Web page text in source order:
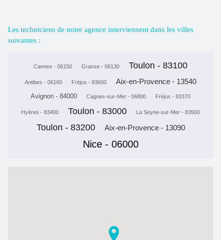
Les techniciens de notre agence interviennent dans les villes
suivantes :
Cannes - 06150 Grasse - 06130 Toulon - 83100
Antibes - 06160 Fréjus - 83600 Aix-en-Provence - 13540
Avignon - 84000 Cagnes-sur-Mer - 06800 Fréjus - 83370
Hyères - 83400 Toulon - 83000 La Seyne-sur-Mer - 83500
Toulon - 83200 Aix-en-Provence - 13090
Nice - 06000